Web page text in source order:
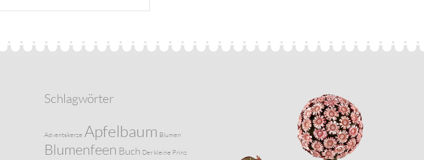
Schlagwörter
Adventskerze Apfelbaum Blumen
Blumenfeen Buch Der kleine Prinz